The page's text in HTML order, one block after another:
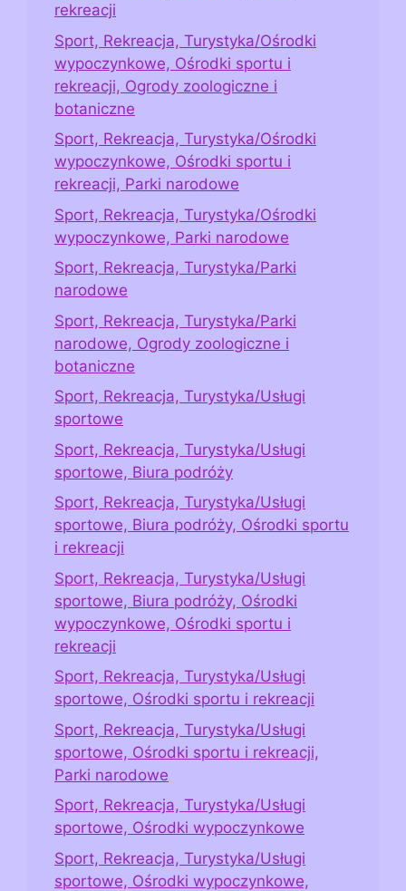
rekreacji
Sport, Rekreacja, Turystyka/Ośrodki
wypoczynkowe, Ośrodki sportu i
rekreacji, Ogrody zoologiczne i
botaniczne
Sport, Rekreacja, Turystyka/Ośrodki
wypoczynkowe, Ośrodki sportu i
rekreacji, Parki narodowe
Sport, Rekreacja, Turystyka/Ośrodki
wypoczynkowe, Parki narodowe
Sport, Rekreacja, Turystyka/Parki
narodowe
Sport, Rekreacja, Turystyka/Parki
narodowe, Ogrody zoologiczne i
botaniczne
Sport, Rekreacja, Turystyka/Usługi
sportowe
Sport, Rekreacja, Turystyka/Usługi
sportowe, Biura podróży
Sport, Rekreacja, Turystyka/Usługi
sportowe, Biura podróży, Ośrodki sportu
i rekreacji
Sport, Rekreacja, Turystyka/Usługi
sportowe, Biura podróży, Ośrodki
wypoczynkowe, Ośrodki sportu i
rekreacji
Sport, Rekreacja, Turystyka/Usługi
sportowe, Ośrodki sportu i rekreacji
Sport, Rekreacja, Turystyka/Usługi
sportowe, Ośrodki sportu i rekreacji,
Parki narodowe
Sport, Rekreacja, Turystyka/Usługi
sportowe, Ośrodki wypoczynkowe
Sport, Rekreacja, Turystyka/Usługi
sportowe, Ośrodki wypoczynkowe,